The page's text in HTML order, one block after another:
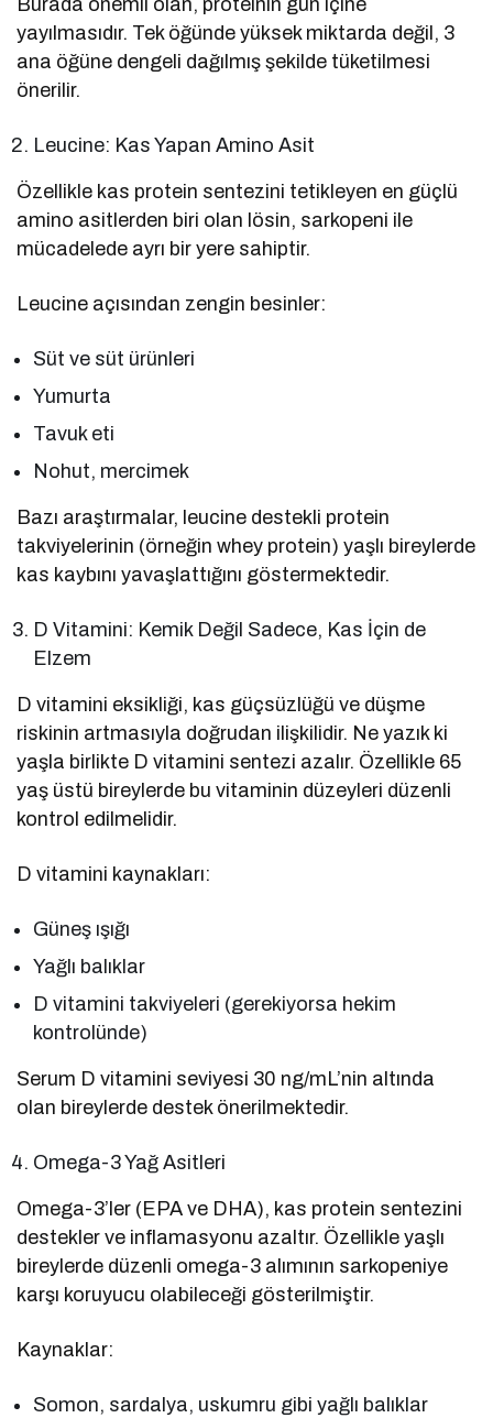
Burada önemli olan, proteinin gün içine
yayılmasıdır. Tek öğünde yüksek miktarda değil, 3
ana öğüne dengeli dağılmış şekilde tüketilmesi
önerilir.
Leucine: Kas Yapan Amino Asit
Özellikle kas protein sentezini tetikleyen en güçlü
amino asitlerden biri olan lösin, sarkopeni ile
mücadelede ayrı bir yere sahiptir.
Leucine açısından zengin besinler:
Süt ve süt ürünleri
Yumurta
Tavuk eti
Nohut, mercimek
Bazı araştırmalar, leucine destekli protein
takviyelerinin (örneğin whey protein) yaşlı bireylerde
kas kaybını yavaşlattığını göstermektedir.
D Vitamini: Kemik Değil Sadece, Kas İçin de
Elzem
D vitamini eksikliği, kas güçsüzlüğü ve düşme
riskinin artmasıyla doğrudan ilişkilidir. Ne yazık ki
yaşla birlikte D vitamini sentezi azalır. Özellikle 65
yaş üstü bireylerde bu vitaminin düzeyleri düzenli
kontrol edilmelidir.
D vitamini kaynakları:
Güneş ışığı
Yağlı balıklar
D vitamini takviyeleri (gerekiyorsa hekim
kontrolünde)
Serum D vitamini seviyesi 30 ng/mL’nin altında
olan bireylerde destek önerilmektedir.
Omega-3 Yağ Asitleri
Omega-3’ler (EPA ve DHA), kas protein sentezini
destekler ve inflamasyonu azaltır. Özellikle yaşlı
bireylerde düzenli omega-3 alımının sarkopeniye
karşı koruyucu olabileceği gösterilmiştir.
Kaynaklar:
Somon, sardalya, uskumru gibi yağlı balıklar